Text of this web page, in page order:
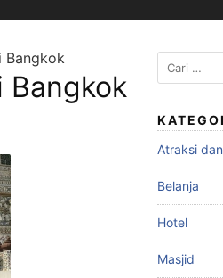
Bangkok
Bangkok
Cari
untuk:
Atraksi
Belanja
Hotel
Masjid